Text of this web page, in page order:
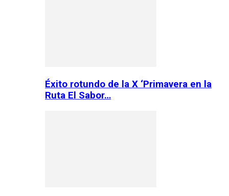
Éxito rotundo de la X ‘Primavera en la
Ruta El Sabor…